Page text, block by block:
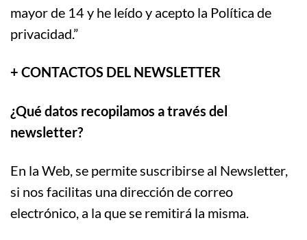
mayor de 14 y he leído y acepto la Política de
privacidad.”
+ CONTACTOS DEL NEWSLETTER
¿Qué datos recopilamos a través del
newsletter?
En la Web, se permite suscribirse al Newsletter,
si nos facilitas una dirección de correo
electrónico, a la que se remitirá la misma.